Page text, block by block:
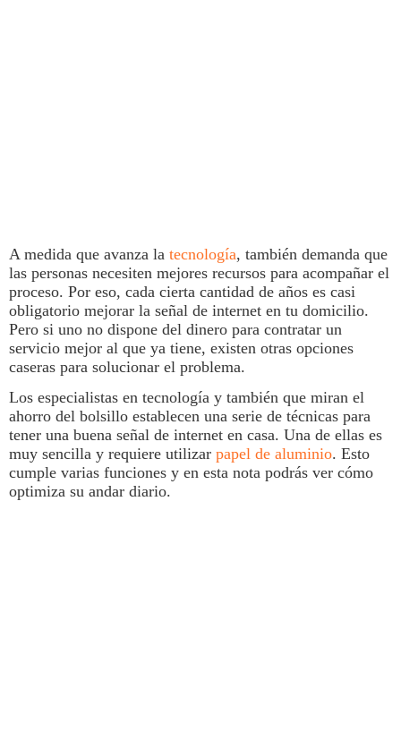
A medida que avanza la tecnología, también demanda que
las personas necesiten mejores recursos para acompañar el
proceso. Por eso, cada cierta cantidad de años es casi
obligatorio mejorar la señalde interneten tu domicilio.
Pero si uno no dispone del dinero para contratar un
servicio mejor al que ya tiene, existen otras opciones
caseras para solucionar el problema.
Los especialistas en tecnología y también que miran el
ahorro del bolsillo establecen una serie de técnicas para
tener una buena señal de internet en casa. Una de ellas es
muy sencilla y requiere utilizar papel de aluminio. Esto
cumple varias funciones y en esta nota podrás ver cómo
optimiza su andar diario.